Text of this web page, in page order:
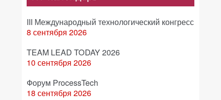
III Международный технологический конгресс
8 сентября 2026
TEAM LEAD TODAY 2026
10 сентября 2026
Форум ProcessTech
18 сентября 2026